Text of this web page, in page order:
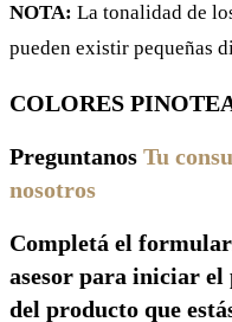
NOTA: La tonalidad de
pueden existir pequeñas
COLORES
Preguntanos Tu
nosotros
Completá el
asesor para iniciar el
del producto que